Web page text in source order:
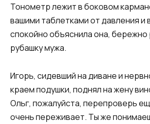
Тонометр лежит в боковом
вашими таблетками от давления и
спокойно объяснила она, бережно
рубашку мужа.
Игорь, сидевший на диване и
краем подушки, поднял на жену
Ольг, пожалуйста, перепроверь
очень переживает. Ты же